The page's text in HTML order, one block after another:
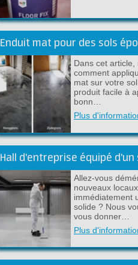
Enduit mat pour des sols
Dans cet
comment
mat sur votre
produit facile à
bonn…
Plus
Hall d'entreprise équipé d'un
Allez-vous
nouveaux
immédiatement
solide ? Nous
vous donner…
Plus